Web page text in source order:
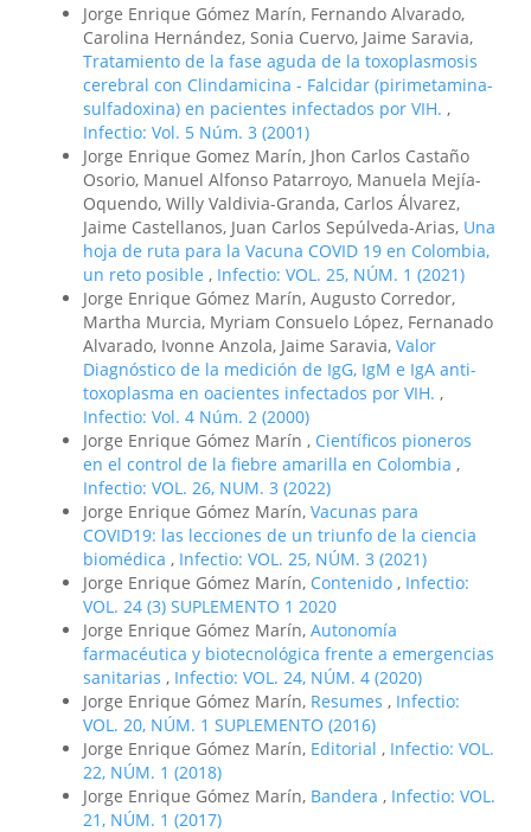
Jorge Enrique Gómez Marín, Fernando Alvarado,
Carolina Hernández, Sonia Cuervo, Jaime Saravia,
Tratamiento de la fase aguda de la toxoplasmosis
cerebral con Clindamicina - Falcidar (pirimetamina-
sulfadoxina) en pacientes infectados por VIH. ,
Infectio: Vol. 5 Núm. 3 (2001)
Jorge Enrique Gomez Marín, Jhon Carlos Castaño
Osorio, Manuel Alfonso Patarroyo, Manuela Mejía-
Oquendo, Willy Valdivia-Granda, Carlos Álvarez,
Jaime Castellanos, Juan Carlos Sepúlveda-Arias, Una
hoja de ruta para la Vacuna COVID 19 en Colombia,
un reto posible , Infectio: VOL. 25, NÚM. 1 (2021)
Jorge Enrique Gómez Marín, Augusto Corredor,
Martha Murcia, Myriam Consuelo López, Fernanado
Alvarado, Ivonne Anzola, Jaime Saravia, Valor
Diagnóstico de la medición de IgG, IgM e IgA anti-
toxoplasma en oacientes infectados por VIH. ,
Infectio: Vol. 4 Núm. 2 (2000)
Jorge Enrique Gómez Marín , Científicos pioneros
en el control de la fiebre amarilla en Colombia ,
Infectio: VOL. 26, NUM. 3 (2022)
Jorge Enrique Gómez Marín, Vacunas para
COVID19: las lecciones de un triunfo de la ciencia
biomédica , Infectio: VOL. 25, NÚM. 3 (2021)
Jorge Enrique Gómez Marín, Contenido , Infectio:
VOL. 24 (3) SUPLEMENTO 1 2020
Jorge Enrique Gómez Marín, Autonomía
farmacéutica y biotecnológica frente a emergencias
sanitarias , Infectio: VOL. 24, NÚM. 4 (2020)
Jorge Enrique Gómez Marín, Resumes , Infectio:
VOL. 20, NÚM. 1 SUPLEMENTO (2016)
Jorge Enrique Gómez Marín, Editorial , Infectio: VOL.
22, NÚM. 1 (2018)
Jorge Enrique Gómez Marín, Bandera , Infectio: VOL.
21, NÚM. 1 (2017)